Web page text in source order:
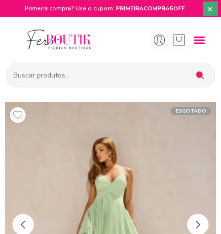
Primeira compra? Use o cupom: PRIMEIRACOMPRA5OFF ×
ESGOTADO